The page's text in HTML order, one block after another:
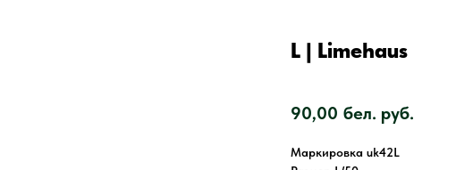
L | Limehaus
90,00 бел. руб.
Маркировка uk42L